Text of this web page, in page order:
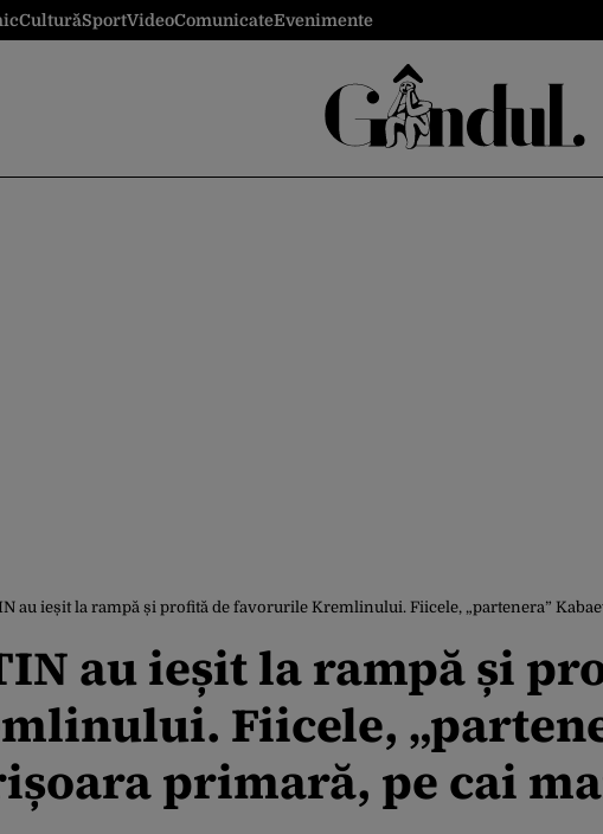
CulturăSportVideoComunicateEvenimente
au ieșit la rampă și profită de favorurile Kremlinului. Fiicele, „partenera”
au ieșit la rampă și
Fiicele,
primară, pe cai